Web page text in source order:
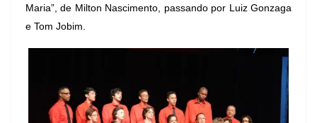
Maria”, de Milton Nascimento, passando por Luiz Gonzaga
e Tom Jobim.